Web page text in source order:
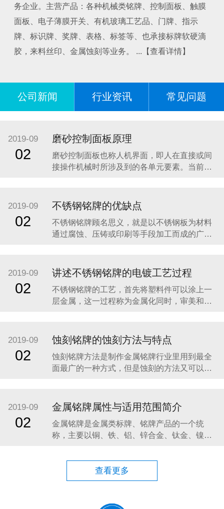
务企业。主营产品：各种机械类铭牌、控制面板、触膜
面板、电子薄膜开关、有机玻璃工艺品、门牌、指示
牌、标识牌、奖牌、表格、标签等、也承接标牌软硬滴
胶，来料丝印、金属蚀刻等业务。 ...【查看详情】
公司新闻 行业资讯 常见问题
2019-09
02
磨砂控制面板原理
磨砂控制面板也称人机界面，即人在直接或间
接操作机械时所涉及到的各单元要素。当前，
的纽带，直接影响到机械的工作效率、操作的
安全性、准确性和可靠性等等，因此人机界面
设计是机械设计中的一个重要环节。目前机械
设计中仅注
2019-09
02
不锈钢铭牌的优缺点
不锈钢铭牌顾名思义，就是以不锈钢板为材料
通过腐蚀、压铸或印刷等手段加工而成的广告
观、线条清晰、深度合适、底面平整、色彩饱
满、拉丝均匀、表面色泽一致等特点。下面介
绍一下不锈钢铭牌的相关知识。 不锈钢是一
2019-09
02
讲述不锈钢铭牌的电镀工艺过程
不锈钢铭牌的工艺，首先将塑料件可以涂上一
层金属，这一过程称为金属化同时，审美和机
电性，这是不塑性的本质特征，往往是通过金
属化。金属塑料部件类似的应用程序使用金属
镀零件，但往往在体重较低，具有较高的耐腐
蚀性，虽然不是在
2019-09
02
蚀刻铭牌的蚀刻方法与特点
蚀刻铭牌方法是制作金属铭牌行业里用到最全
面最广的一种方式，但是蚀刻的方法又可以分
化学溶液，经由化学反应以达到蚀刻的目的，
化学蚀刻机是将材料用化学反应或物理撞击作
用而移除的技术。电蚀刻技术也称为机器
2019-09
02
金属铭牌属性与适用范围简介
金属铭牌是金属类标牌、铭牌产品的一个统
称，主要以铜、铁、铝、锌合金、钛金、镍、
制作而成。下面给大家介绍几种金属标牌属性
及适用范围： 一.铝标牌具有极好的精美性：铝
样化，容易着色
查看更多